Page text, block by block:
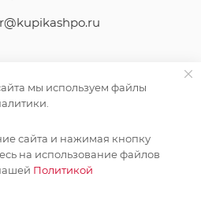
2017-2026
мы используем файлы
сайта и нажимая кнопку
на использование файлов
Политикой